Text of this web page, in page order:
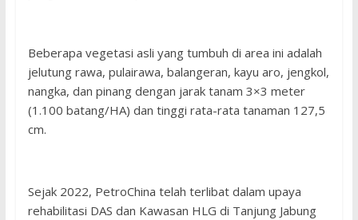
Beberapa vegetasi asli yang tumbuh di area ini adalah
jelutung rawa, pulairawa, balangeran, kayu aro, jengkol,
nangka, dan pinang dengan jarak tanam 3×3 meter
(1.100 batang/HA) dan tinggi rata-rata tanaman 127,5
cm.
Sejak 2022, PetroChina telah terlibat dalam upaya
rehabilitasi DAS dan Kawasan HLG di Tanjung Jabung